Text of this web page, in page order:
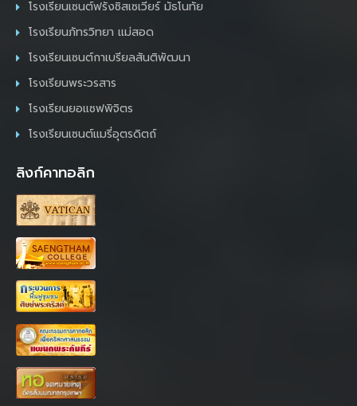
โรงเรียนเซนต์ฟรังซิสเซเวียร์ มัธโนทัย
โรงเรียนภัทรวิทยา แม่สอด
โรงเรียนเซนต์กาเบรียลสันติพัฒนา
โรงเรียนพระวรสาร
โรงเรียนยอแซฟพิจิตร
โรงเรียนเซนต์แมรี่อุตรดิตถ์
ลิงก์คาทอลิก